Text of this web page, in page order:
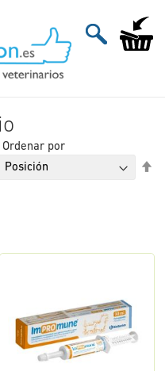
Mi
Ordenar por